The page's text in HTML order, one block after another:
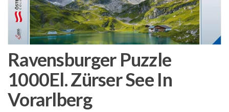
Ravensburger Puzzle
1000El. Zürser See In
Vorarlberg